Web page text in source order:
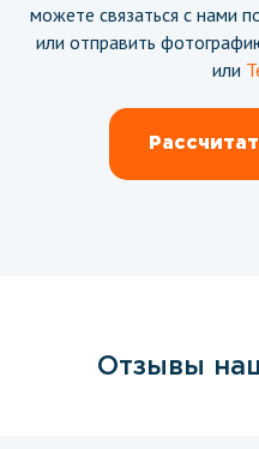
можете связаться с нами
или отправить
или
Отзывы